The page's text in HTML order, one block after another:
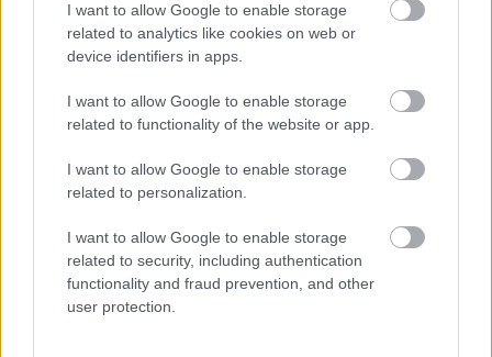
I want to allow Google to enable storage
related to analytics like cookies on web or
device identifiers in apps.
I want to allow Google to enable storage
related to functionality of the website or app.
I want to allow Google to enable storage
related to personalization.
I want to allow Google to enable storage
related to security, including authentication
functionality and fraud prevention, and other
user protection.
Ezért párásodik be állandóan az ablak – egyszerűbb a
megoldás, mint gondolnád